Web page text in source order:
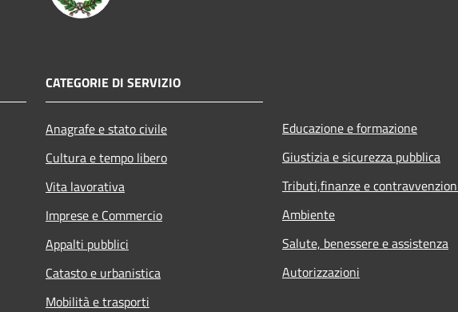
CATEGORIE DI SERVIZIO
Anagrafe e stato civile
Cultura e tempo libero
Vita lavorativa
Imprese e Commercio
Appalti pubblici
Catasto e urbanistica
Mobilità e trasporti
Educazione e formazione
Giustizia e sicurezza pubblica
Tributi,finanze e
Ambiente
Salute, benessere e assistenza
Autorizzazioni